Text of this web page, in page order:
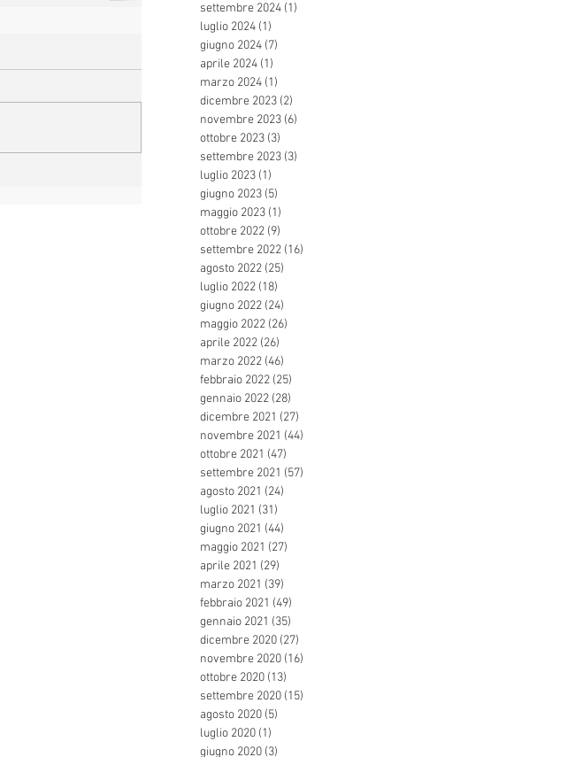
settembre 2024 (1)
luglio 2024 (1)
giugno 2024 (7)
aprile 2024 (1)
marzo 2024 (1)
dicembre 2023 (2)
novembre 2023 (6)
ottobre 2023 (3)
settembre 2023 (3)
luglio 2023 (1)
giugno 2023 (5)
maggio 2023 (1)
ottobre 2022 (9)
settembre 2022 (16)
agosto 2022 (25)
luglio 2022 (18)
giugno 2022 (24)
maggio 2022 (26)
aprile 2022 (26)
marzo 2022 (46)
febbraio 2022 (25)
gennaio 2022 (28)
dicembre 2021 (27)
novembre 2021 (44)
ottobre 2021 (47)
settembre 2021 (57)
agosto 2021 (24)
luglio 2021 (31)
giugno 2021 (44)
maggio 2021 (27)
aprile 2021 (29)
marzo 2021 (39)
febbraio 2021 (49)
gennaio 2021 (35)
dicembre 2020 (27)
novembre 2020 (16)
ottobre 2020 (13)
settembre 2020 (15)
agosto 2020 (5)
luglio 2020 (1)
giugno 2020 (3)